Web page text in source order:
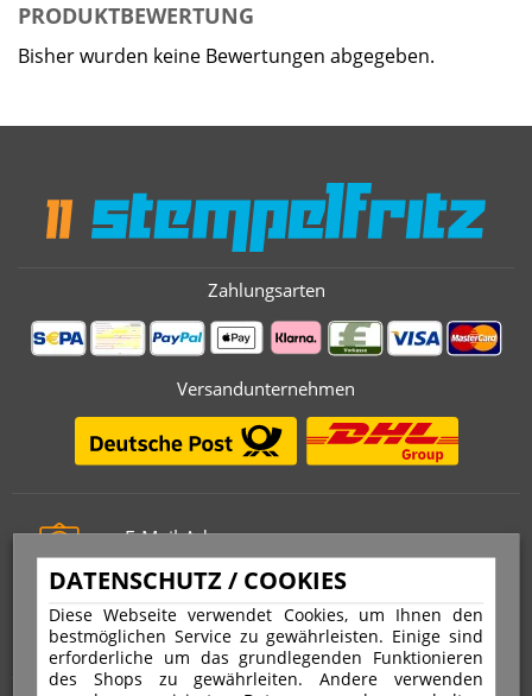
DATENSCHUTZ / COOKIES
Diese Webseite verwendet Cookies, um Ihnen den
bestmöglichen Service zu gewährleisten. Einige sind
erforderliche um das grundlegenden Funktionieren
des Shops zu gewährleiten. Andere verwenden
PRODUKTBEWERTUNG
Bisher wurden keine Bewertungen abgegeben.
Zahlungsarten
Versandunternehmen
E-Mail-Adresse
info@stempelfritz.de
Telefon
0221 677 812 08